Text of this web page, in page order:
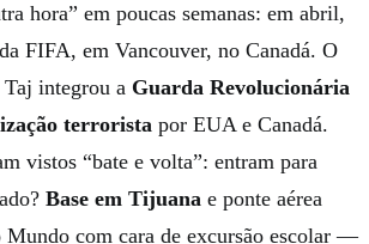
hora” em poucas semanas: em abril,
FIFA, em Vancouver, no Canadá. O
integrou a Guarda Revolucionária
terrorista por EUA e Canadá.
vistos “bate e volta”: entram para
Base em Tijuana e ponte aérea
Mundo com cara de excursão escolar —